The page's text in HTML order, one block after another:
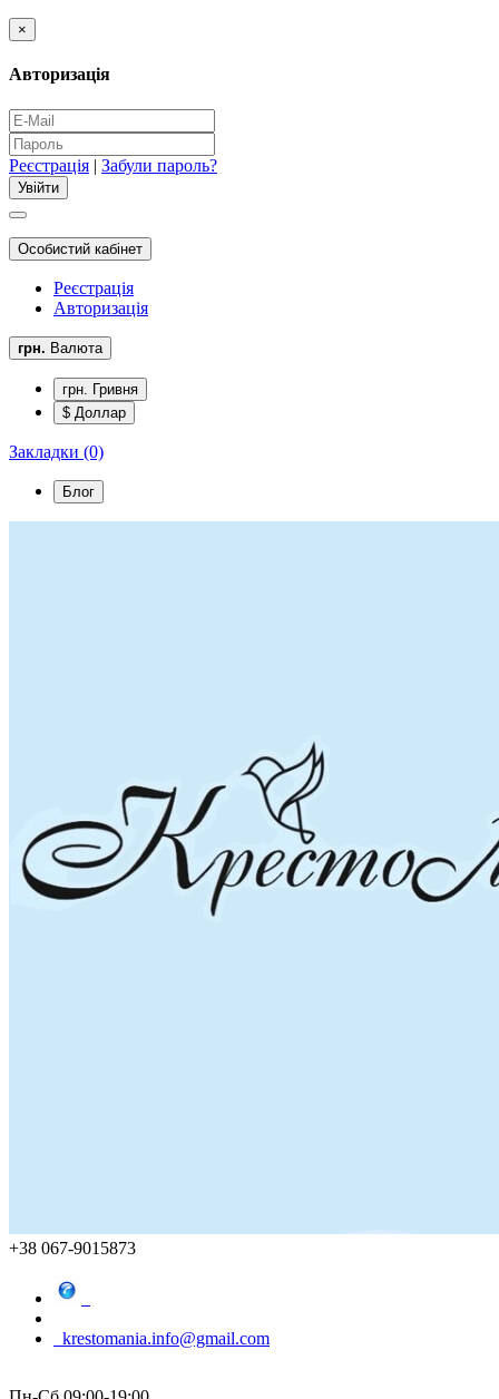
×
Авторизація
Реєстрація | Забули пароль?
Особистий кабінет
Реєстрація
Авторизація
грн. Валюта
грн. Гривня
$ Доллар
Закладки (0)
Блог
+38 067-9015873
krestomania.info@gmail.com